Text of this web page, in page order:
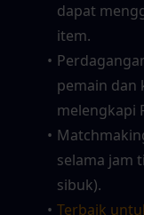
dapat
item.
pemain dan
melengkapi
selama jam
sibuk).
Terbaik